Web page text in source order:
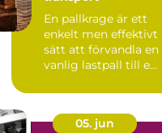
En pallkrage är ett
enkelt men effektivt
sätt att förvandla en
vanlig lastpall till e...
05. jun